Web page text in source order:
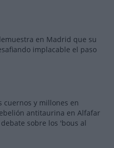
en Madrid que su
implacable el paso
cuernos y millones en
antitaurina en Alfafar
sobre los 'bous al